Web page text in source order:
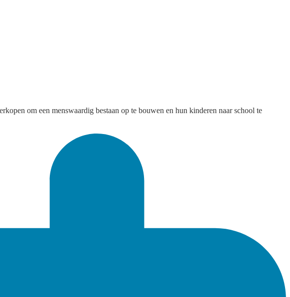
om een menswaardig bestaan op te bouwen en hun kinderen naar school te